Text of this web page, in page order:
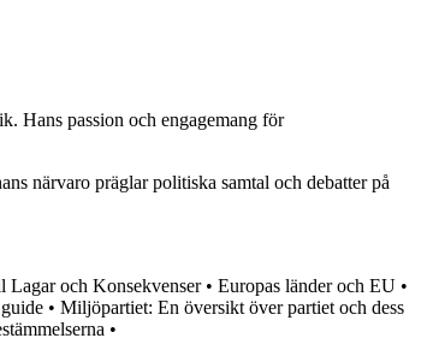
Hans passion och engagemang för
närvaro präglar politiska samtal och debatter på
och Konsekvenser• Europas länder och EU •
• Miljöpartiet: En översikt över partiet och dess
•